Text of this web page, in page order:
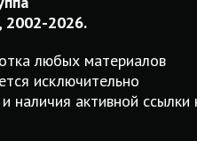
за
2026.
любых материалов
исключительно
наличия активной ссылки